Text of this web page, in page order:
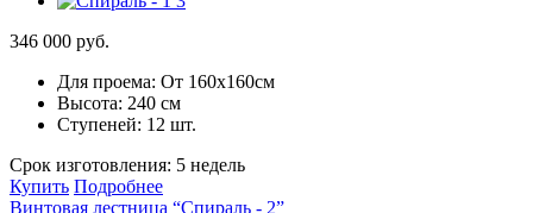
346 000 руб.
Для проема: От 160х160см
Высота: 240 см
Ступеней: 12 шт.
Срок изготовления: 5 недель
Купить Подробнее
Винтовая лестница “Спираль - 2”